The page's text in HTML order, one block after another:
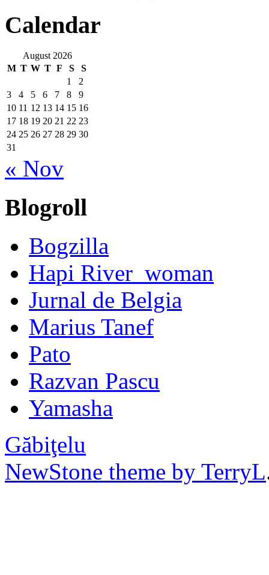
Calendar
August 2026
M T W T F S
S
1
2
3
4 5 6 7 8
9
10 11 12 13 14 15 16
17 18 19 20 21 22 23
24 25 26 27 28 29 30
31
« Nov
Blogroll
Bogzilla
Hapi River_woman
Jurnal de Belgia
Marius Tanef
Pato
Razvan Pascu
Yamasha
Găbiţelu
NewStone theme by TerryL